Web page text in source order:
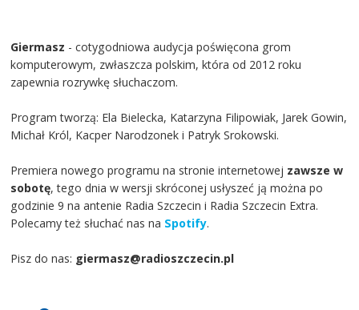
Giermasz - cotygodniowa audycja poświęcona grom
komputerowym, zwłaszcza polskim, która od 2012 roku
zapewnia rozrywkę słuchaczom.
Program tworzą: Ela Bielecka, Katarzyna Filipowiak, Jarek Gowin,
Michał Król, Kacper Narodzonek i Patryk Srokowski.
Premiera nowego programu na stronie internetowej zawsze w
sobotę, tego dnia w wersji skróconej usłyszeć ją można po
godzinie 9 na antenie Radia Szczecin i Radia Szczecin Extra.
Polecamy też słuchać nas na Spotify.
Pisz do nas: giermasz@radioszczecin.pl